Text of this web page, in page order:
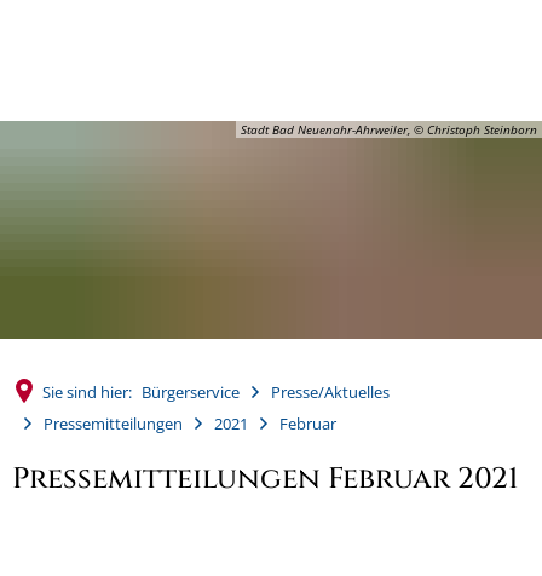
Stadt Bad Neuenahr-Ahrweiler, © Christoph Steinborn
Sie sind hier: Bürgerservice
Presse/Aktuelles
Pressemitteilungen
2021 Februar
Pressemitteilungen Februar 2021